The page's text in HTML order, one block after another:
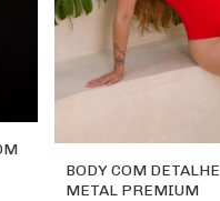
BODY COM
METAL PREMIUM